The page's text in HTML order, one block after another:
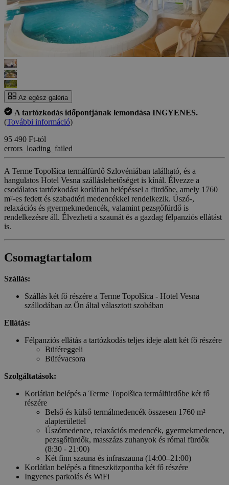
Az egész galéria
A tartózkodás időpontjának lemondása INGYENES.
(További információ)
95 490 Ft-tól
errors_loading_failed
A Terme Topolšica termálfürdő Szlovéniában található, és a
hangulatos Hotel Vesna szálláslehetőséget is kínál. Élvezze a
csodálatos tartózkodást korlátlan belépéssel a fürdőbe, amely 1760
m²-es fedett és szabadtéri medencékkel rendelkezik. Úszó-,
relaxációs és gyermekmedencék, valamint pezsgőfürdő is
rendelkezésre áll. Élvezheti a szaunát és a gazdag félpanziós ellátást
is.
Csomagtartalom
Szállás:
Szállás két fő részére a Terme Topolšica - Hotel Vesna
szállodában az Ön által választott szobában
Ellátás:
Félpanziós ellátás a tartózkodás teljes ideje alatt két fő részére
Büféreggeli
Büfévacsora
Szolgáltatások:
Korlátlan belépés a Terme Topolšica termálfürdőbe két fő
részére
Belső és külső termálmedencék összesen 1760 m²
alapterülettel
Úszómedence, relaxációs medencék, gyermekmedence,
pezsgőfürdők, masszázs zuhanyok és római fürdők
(8:30 - 21:00)
Két finn szauna és infraszauna (14:00–21:00)
Korlátlan belépés a fitneszközpontba két fő részére
Ingyenes parkolás és WiFi